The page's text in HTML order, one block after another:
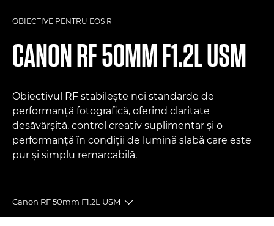
OBIECTIVE PENTRU EOS R
CANONRF 50MM F1.2L USM
Obiectivul RF stabileşte noi standarde de
performanţă fotografică, oferind claritate
desăvârşită, control creativ suplimentar şi o
performanţă în condiţii de lumină slabă care este
pur şi simplu remarcabilă.
Canon RF 50mm F1.2L USM
Toggle breadcrumbs